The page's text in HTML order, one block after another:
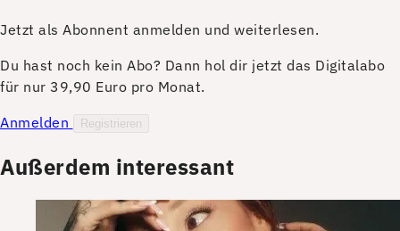
Jetzt als Abonnent anmelden und weiterlesen.
Du hast noch kein Abo? Dann hol dir jetzt das Digitalabo
für nur 39,90 Euro pro Monat.
Anmelden
Registrieren
Außerdem interessant